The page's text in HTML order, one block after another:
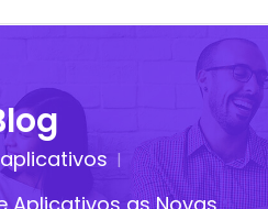
aplicativos